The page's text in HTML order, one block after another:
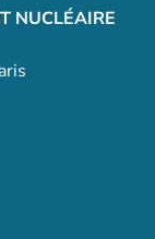
NUCLÉAIRE